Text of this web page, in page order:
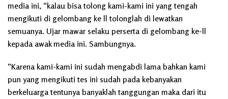
media ini, “kalau bisa tolong kami-kami ini yang tengah
mengikuti di gelombang ke ll tolonglah di lewatkan
semuanya. Ujar mawar selaku perserta di gelombang ke-ll
kepada awak media ini. Sambungnya.
“Karena kami-kami ini sudah mengabdi lama bahkan kami
pun yang mengikuti tes ini sudah pada kebanyakan
berkeluarga tentunya banyaklah tanggungan maka dari itu